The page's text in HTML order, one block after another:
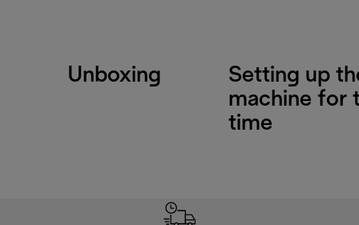
Unboxing
Setting up
machine for
time